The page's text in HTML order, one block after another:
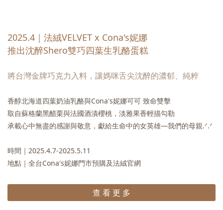
2025.4｜法絨VELVET x Cona's妮娜
推出沈醉Shero雙巧四葉生乳酪蛋糕
將台灣金牌巧克力入料，讓媽咪舌尖沈醉的濃郁、純粹
香醇北海道四葉奶油乳酪與Cona's妮娜可可 致命雙擊
取自蘇格蘭黑醋栗與法國酒漬櫻桃，淡雅果香輕描勾勒
承載心中無盡的感謝與敬意，獻給生命中的女英雄—我們的母親.ᐟ.ᐟ
時間｜2025.4.7-2025.5.11
地點｜全台Cona's妮娜門市預購及法絨官網
查 看 更 多